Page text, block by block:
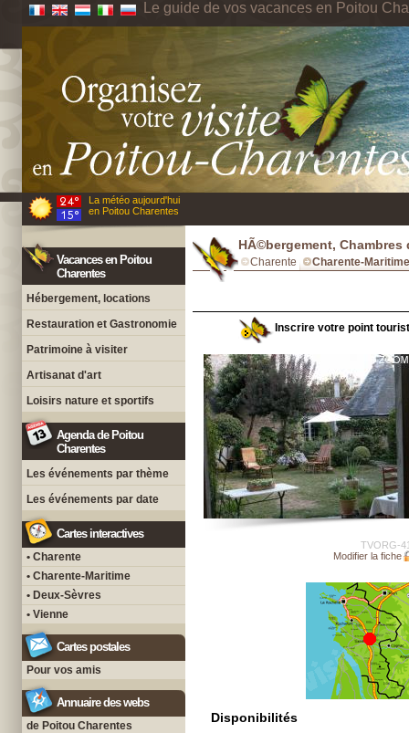
Le guide de vos vacances en Poitou
La météo aujourd'hui
en Poitou Charentes
Vacances en Poitou
Charentes
Hébergement, locations
Restauration et Gastronomie
Patrimoine à visiter
Artisanat d'art
Loisirs nature et sportifs
Agenda de Poitou
Charentes
Les événements par thème
Les événements par date
Cartes interactives
• Charente
• Charente-Maritime
• Deux-Sèvres
• Vienne
Cartes postales
Pour vos amis
Annuaire des webs
de Poitou Charentes
HÃ©bergement, Chambres
Charente Charente-Maritime
Inscrire votre point
TVORG-
Modifier la fiche
Disponibilités